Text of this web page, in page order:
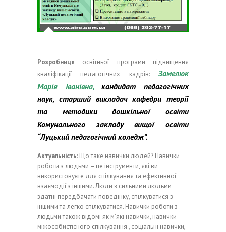
Розробниця освітньої програми підвищення
кваліфікації педагогічних кадрів: Замелюк
Марія Іванівна,кандидат педагогічних
наук, старший викладач кафедри теорії
та методики дошкільної освіти
Комунального закладу вищої освіти
“Луцький педагогічний коледж”.
Актуальність: Що таке навички людей? Навички
роботи з людьми – це інструменти, які ви
використовуєте для спілкування та ефективної
взаємодії з іншими. Люди з сильними людьми
здатні передбачати поведінку, спілкуватися з
іншими та легко спілкуватися. Навички роботи з
людьми також відомі як м’які навички, навички
міжособистісного спілкування , соціальні навички,